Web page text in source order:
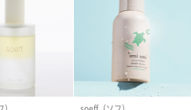
移り変わり、ラストはムスクや
む、ドラマチックで贅沢な香り